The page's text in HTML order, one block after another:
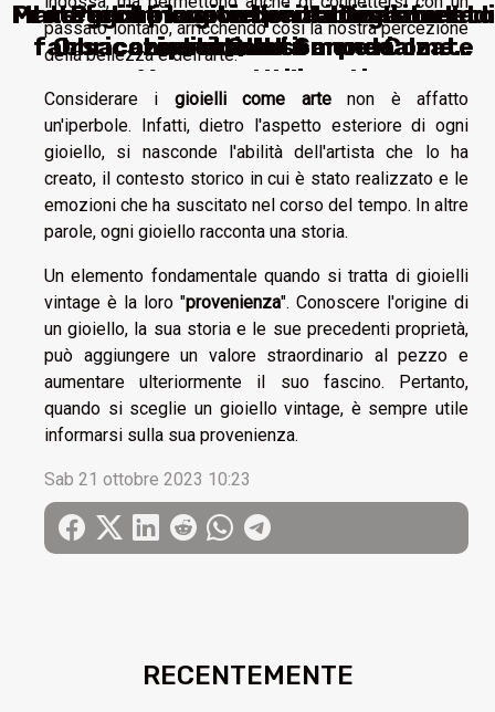
RECENTEMENTE
passato lontano, arricchendo così la nostra percezione
della bellezza e dell'arte.
Considerare i gioielli come artenon è affatto
un'iperbole. Infatti, dietro l'aspetto esteriore di ogni
gioiello, si nasconde l'abilità dell'artista che lo ha
creato, il contesto storico in cui è stato realizzato e le
emozioni che ha suscitato nel corso del tempo. In altre
parole, ogni gioiello racconta una storia.
Un elemento fondamentale quando si tratta di gioielli
vintage è la loro "provenienza". Conoscere l'origine di
un gioiello, la sua storia e le sue precedenti proprietà,
può aggiungere un valore straordinario al pezzo e
aumentare ulteriormente il suo fascino. Pertanto,
quando si sceglie un gioiello vintage, è sempre utile
informarsi sulla sua provenienza.
Sab 21 ottobre 2023 10:23
Perché la gioielleria etica sta
conquistando il mondo
Perché la gioielleria etica sta
conquistando il mondo
Materiali Innovativi per la Creazione di
Orsacchiotti: Quali Sono e Come
Vengono Utilizzati
Proteggi il pianeta con l'abbigliamento
riciclato
I materiali innovativi utilizzati nella
fabbricazione delle scarpe rialzate